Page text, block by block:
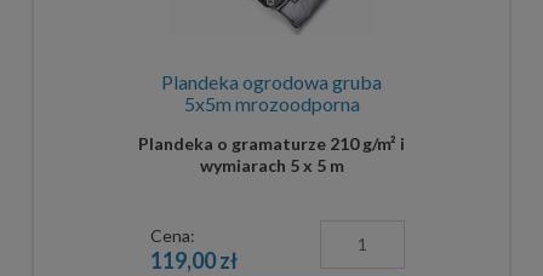
Plandeka ogrodowa gruba
5x5m mrozoodporna
Plandeka o gramaturze 210 g/m² i
wymiarach 5 x 5 m
Cena:
119,00 zł